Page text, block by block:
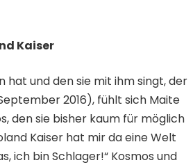
Kaiser
hat und den sie mit ihm singt, der
2016), fühlt sich Maite
den sie bisher kaum für möglich
Kaiser hat mir da eine Welt
ich bin Schlager!“ Kosmos und